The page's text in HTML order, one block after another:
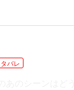
バレ